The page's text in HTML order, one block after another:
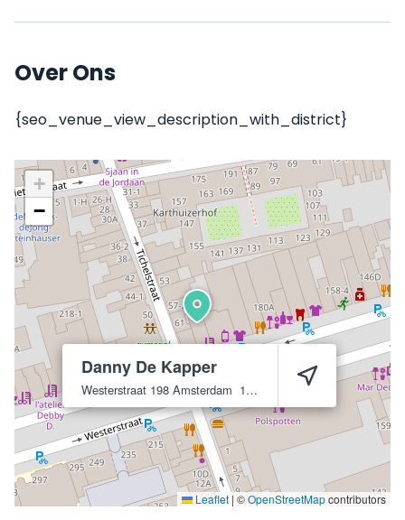
Over Ons
{seo_venue_view_description_with_district}
Danny De Kapper
Westerstraat 198 Amsterdam 1015 MR
+
−
Leaflet | ©OpenStreetMapcontributors